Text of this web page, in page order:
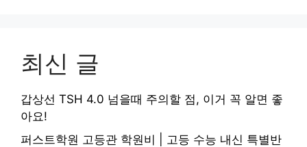
최신 글
갑상선 TSH 4.0 넘을때 주의할 점, 이거 꼭 알면 좋
아요!
퍼스트학원 고등관 학원비 | 고등 수능 내신 특별반